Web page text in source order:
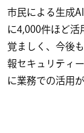
市民による生成
に4,000件ほど活
覚ましく、今後
報セキュリティ
に業務での活用